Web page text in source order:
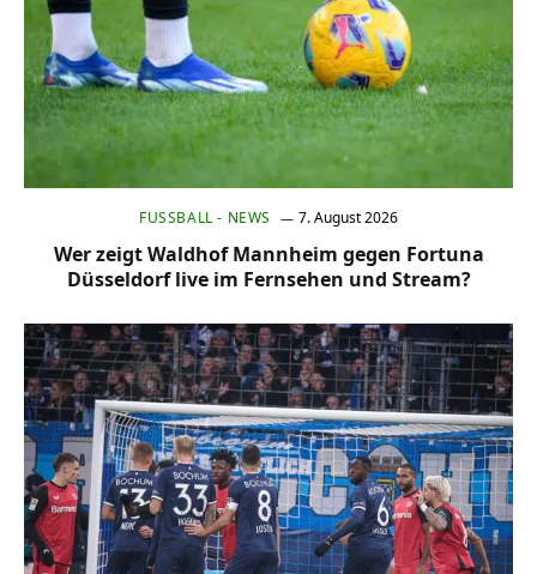
FUSSBALL - NEWS 7. August 2026
Wer zeigt Waldhof Mannheim gegen Fortuna
Düsseldorf live im Fernsehen und Stream?